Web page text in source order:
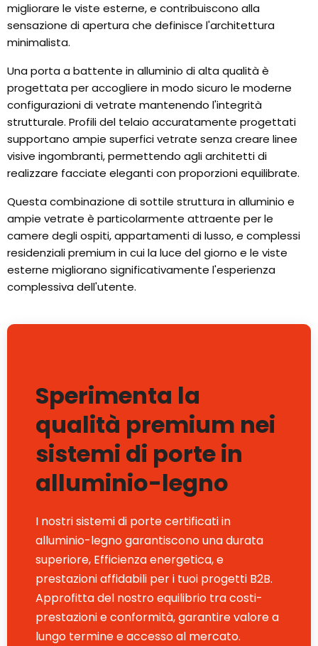
migliorare le viste esterne, e contribuiscono alla
sensazione di apertura che definisce l'architettura
minimalista.
Una porta a battente in alluminio di alta qualità è
progettata per accogliere in modo sicuro le moderne
configurazioni di vetrate mantenendo l'integrità
strutturale. Profili del telaio accuratamente progettati
supportano ampie superfici vetrate senza creare linee
visive ingombranti, permettendo agli architetti di
realizzare facciate eleganti con proporzioni equilibrate.
Questa combinazione di sottile struttura in alluminio e
ampie vetrate è particolarmente attraente per le
camere degli ospiti, appartamenti di lusso, e complessi
residenziali premium in cui la luce del giorno e le viste
esterne migliorano significativamente l'esperienza
complessiva dell'utente.
Sperimenta la
qualità premium nei
sistemi di porte in
alluminio-legno
I nostri sistemi di porte certificati in
alluminio-legno garantiscono una durata
superiore, Efficienza energetica, e
prestazioni affidabili per i tuoi progetti B2B.
Approfitta del nostro equilibrio tra costi-
prestazioni e conformità, garantire valore a
lungo termine e accesso al mercato.